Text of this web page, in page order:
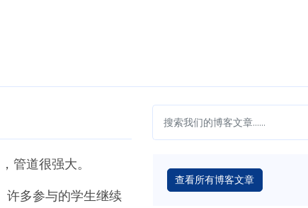
管道很强大。
许多参与的学生继续
查看所有博客文章